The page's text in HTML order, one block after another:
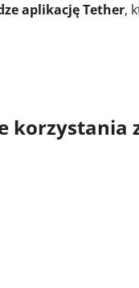
aplikację Tether,
korzystania